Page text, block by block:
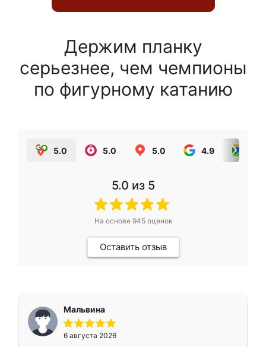
Держим планку
серьезнее, чем чемпионы
по фигурному катанию
5.0 5.0 5.0 4.9
5.0 из 5
На основе 945оценок
Оставить отзыв
Мальвина
6 августа 2026